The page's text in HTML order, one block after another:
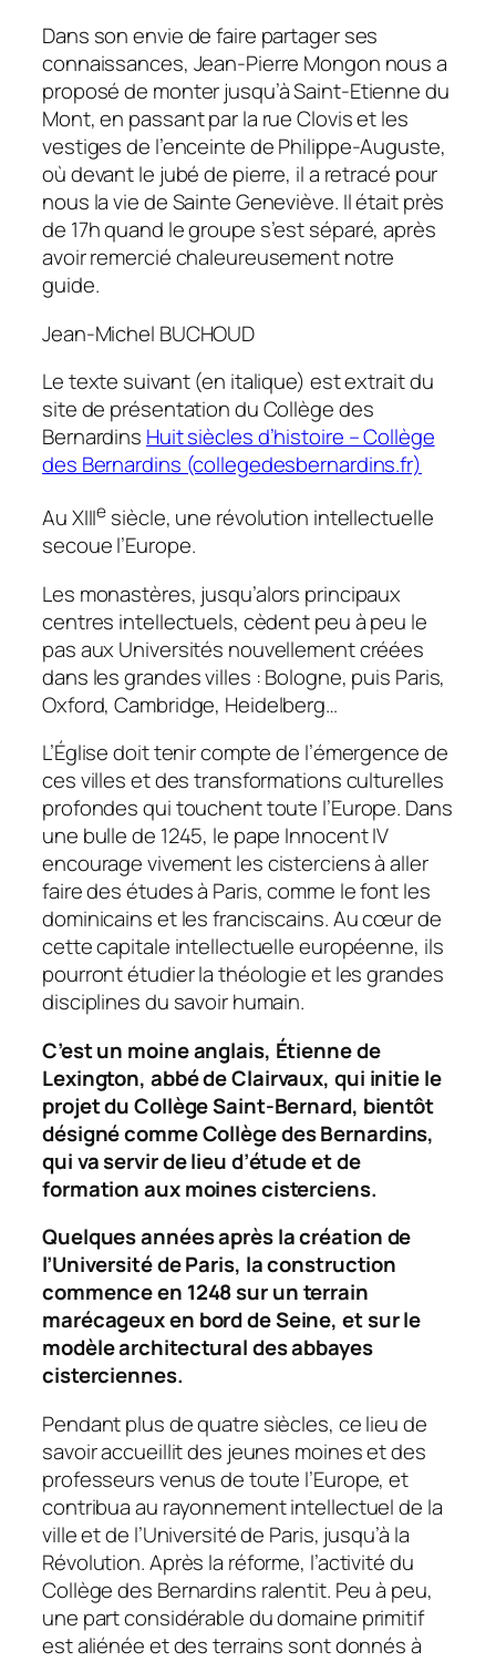
Dans son envie de faire partager ses
connaissances, Jean-Pierre Mongon nous a
proposé de monter jusqu’à Saint-Etienne du
Mont, en passant par la rue Clovis et les
vestiges de l’enceinte de Philippe-Auguste,
où devant le jubé de pierre, il a retracé pour
nous la vie de Sainte Geneviève. Il était près
de 17h quand le groupe s’est séparé, après
avoir remercié chaleureusement notre
guide.
Jean-Michel BUCHOUD
Le texte suivant (en italique) est extrait du
site de présentation du Collège des
Bernardins Huit siècles d’histoire – Collège
des Bernardins (collegedesbernardins.fr)
Au XIIIe siècle, une révolution intellectuelle
secoue l’Europe.
Les monastères, jusqu’alors principaux
centres intellectuels, cèdent peu à peu le
pas aux Universités nouvellement créées
dans les grandes villes : Bologne, puis Paris,
Oxford, Cambridge, Heidelberg…
L’Église doit tenir compte de l’émergence de
ces villes et des transformations culturelles
profondes qui touchent toute l’Europe. Dans
une bulle de 1245, le pape Innocent IV
encourage vivement les cisterciens à aller
faire des études à Paris, comme le font les
dominicains et les franciscains. Au cœur de
cette capitale intellectuelle européenne, ils
pourront étudier la théologie et les grandes
disciplines du savoir humain.
C’est un moine anglais, Étienne de
Lexington, abbé de Clairvaux, qui initie le
projet du Collège Saint-Bernard, bientôt
désigné comme Collège des Bernardins,
qui va servir de lieu d’étude et de
formation aux moines cisterciens.
Quelques années après la création de
l’Université de Paris, la construction
commence en 1248 sur un terrain
marécageux en bord de Seine, et sur le
modèle architectural des abbayes
cisterciennes.
Pendant plus de quatre siècles, ce lieu de
savoir accueillit des jeunes moines et des
professeurs venus de toute l’Europe, et
contribua au rayonnement intellectuel de la
ville et de l’Université de Paris, jusqu’à la
Révolution. Après la réforme, l’activité du
Collège des Bernardins ralentit. Peu à peu,
une part considérable du domaine primitif
est aliénée et des terrains sont donnés à